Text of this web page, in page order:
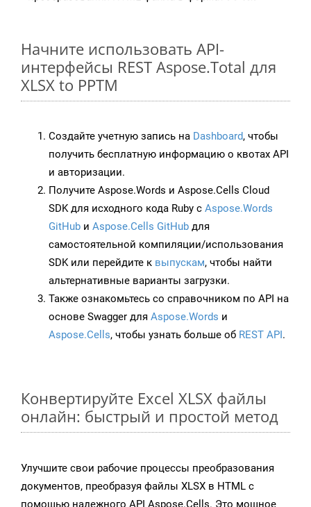
Начните использовать API-
интерфейсы REST Aspose.Total для
XLSX to PPTM
Создайте учетную запись на Dashboard, чтобы
получить бесплатную информацию о квотах API
и авторизации.
Получите Aspose.Words и Aspose.Cells Cloud
SDK для исходного кода Ruby с Aspose.Words
GitHub и Aspose.Cells GitHub для
самостоятельной компиляции/использования
SDK или перейдите к выпускам, чтобы найти
альтернативные варианты загрузки.
Также ознакомьтесь со справочником по API на
основе Swagger для Aspose.Words и
Aspose.Cells, чтобы узнать больше об REST API.
Конвертируйте Excel XLSX файлы
онлайн: быстрый и простой метод
Улучшите свои рабочие процессы преобразования
документов, преобразуя файлы XLSX в HTML с
помощью надежного API Aspose.Cells. Это мощное